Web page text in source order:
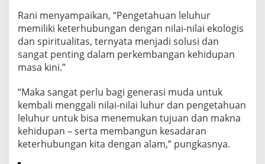
Rani menyampaikan, “Pengetahuan leluhur
memiliki keterhubungan dengan nilai-nilai ekologis
dan spiritualitas, ternyata menjadi solusi dan
sangat penting dalam perkembangan kehidupan
masa kini.”
“Maka sangat perlu bagi generasi muda untuk
kembali menggali nilai-nilai luhur dan pengetahuan
leluhur untuk bisa menemukan tujuan dan makna
kehidupan – serta membangun kesadaran
keterhubungan kita dengan alam,” pungkasnya.